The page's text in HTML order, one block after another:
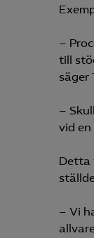
–
till
säger
–
vid en
Detta
– Vi